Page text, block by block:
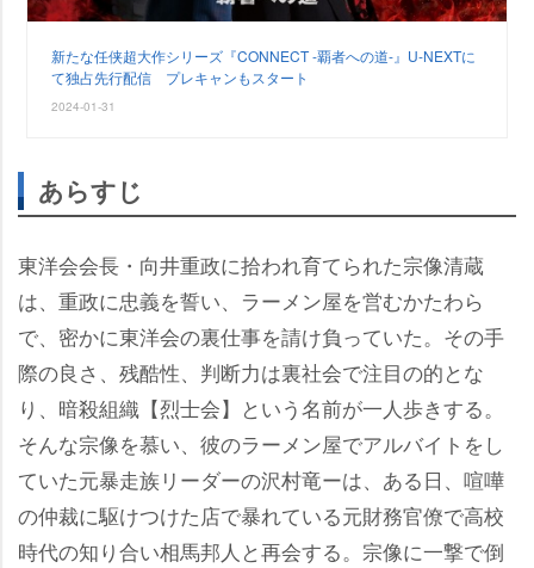
新たな任侠超大作シリーズ『CONNECT -覇者への道-』U-NEXTに
て独占先行配信 プレキャンもスタート
2024-01-31
あらすじ
東洋会会長・向井重政に拾われ育てられた宗像清蔵
は、重政に忠義を誓い、ラーメン屋を営むかたわら
で、密かに東洋会の裏仕事を請け負っていた。その手
際の良さ、残酷性、判断力は裏社会で注目の的とな
り、暗殺組織【烈士会】という名前が一人歩きする。
そんな宗像を慕い、彼のラーメン屋でアルバイトをし
ていた元暴走族リーダーの沢村竜ーは、ある日、喧嘩
の仲裁に駆けつけた店で暴れている元財務官僚で高校
時代の知り合い相馬邦人と再会する。宗像に一撃で倒